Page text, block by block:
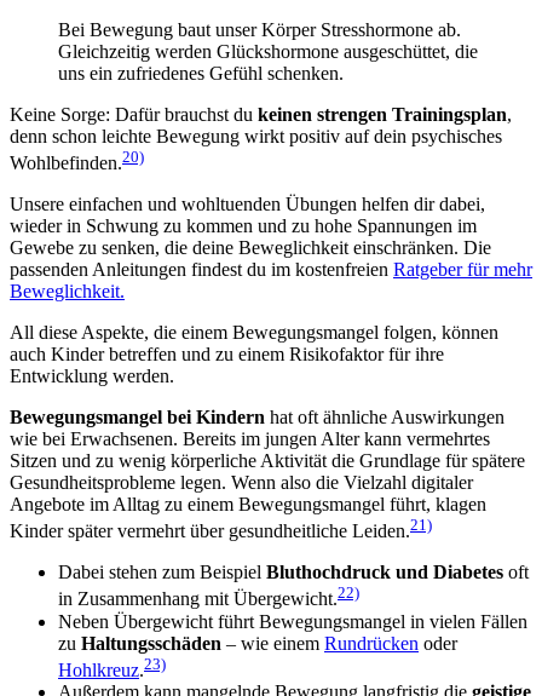
Bei Bewegung baut unser Körper Stresshormone ab.
Gleichzeitig werden Glückshormone ausgeschüttet, die
uns ein zufriedenes Gefühl schenken.
Keine Sorge: Dafür brauchst du keinen strengen Trainingsplan,
denn schon leichte Bewegung wirkt positiv auf dein psychisches
Wohlbefinden.20)
Unsere einfachen und wohltuenden Übungen helfen dir dabei,
wieder in Schwung zu kommen und zu hohe Spannungen im
Gewebe zu senken, die deine Beweglichkeit einschränken. Die
passenden Anleitungen findest du im kostenfreien Ratgeber für mehr
Beweglichkeit.
All diese Aspekte, die einem Bewegungsmangel folgen, können
auch Kinder betreffen und zu einem Risikofaktor für ihre
Entwicklung werden.
Bewegungsmangel bei Kindern hat oft ähnliche Auswirkungen
wie bei Erwachsenen. Bereits im jungen Alter kann vermehrtes
Sitzen und zu wenig körperliche Aktivität die Grundlage für spätere
Gesundheitsprobleme legen. Wenn also die Vielzahl digitaler
Angebote im Alltag zu einem Bewegungsmangel führt, klagen
Kinder später vermehrt über gesundheitliche Leiden.21)
Dabei stehen zum Beispiel Bluthochdruck und Diabetes oft
in Zusammenhang mit Übergewicht.22)
Neben Übergewicht führt Bewegungsmangel in vielen Fällen
zu Haltungsschäden – wie einem Rundrücken oder
Hohlkreuz.23)
Außerdem kann mangelnde Bewegung langfristig die geistige